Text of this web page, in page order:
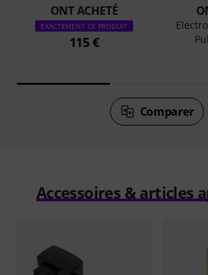
ONT ACHETÉ
EXACTEMENT CE PRODUIT
115 €
Comparer
Accessoires & articles